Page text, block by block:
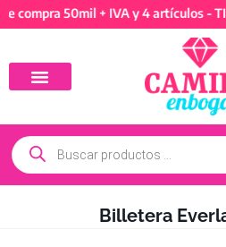
50mil + IVA y 4 artículos -
Billetera